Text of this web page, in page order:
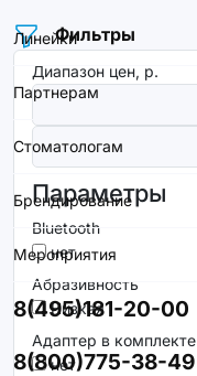
Линейки
Партнерам
Стоматологам
Брендирование
Мероприятия
8(495)181-20-00
8(800)775-38-49
Фильтры
Диапазон цен, р.
Параметры
Bluetooth
нет
Абразивность
Низкая
Адаптер в комплекте
нет